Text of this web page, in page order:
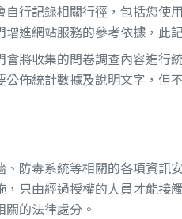
行記錄相關行徑，包括您使
進網站服務的參考依據，此
會將收集的問卷調查內容進行
佈統計數據及說明文字，但
防毒系統等相關的各項資訊
，只由經過授權的人員才能接
的法律處分。